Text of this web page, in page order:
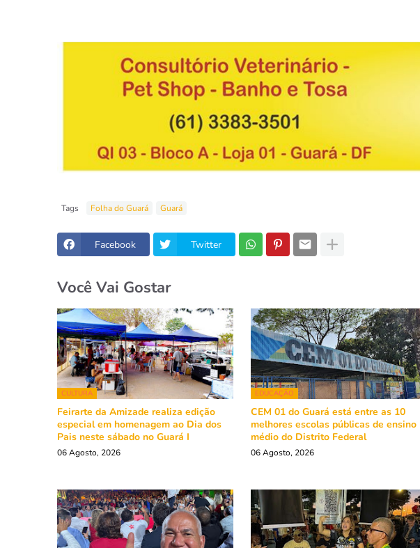
Tags Folha do Guará Guará
Facebook Twitter
Você Vai Gostar
CULTURA
Feirarte da Amizade realiza edição
especial em homenagem ao Dia dos
Pais neste sábado no Guará I
06 Agosto, 2026
EDUCAÇÃO
CEM 01 do Guará está entre as 10
melhores escolas públicas de ensino
médio do Distrito Federal
06 Agosto, 2026